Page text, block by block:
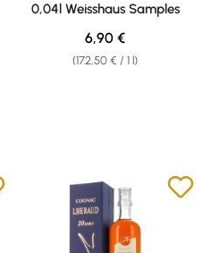
0,04l Weisshaus Samples
(172,50 € / 1 l)
Regular price:
6,90 €